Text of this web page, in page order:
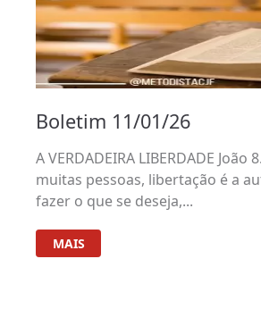
Boletim 11/01/26
A VERDADEIRA LIBERDADE João
muitas pessoas, libertação é a
fazer o que se deseja,...
MAIS